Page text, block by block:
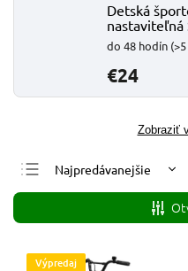
Detská
nastaviteľná
do 48 hodín
€24
Zobraziť
Najpredávanejšie
Najlacnejšie
Najdrahšie
Abecedne
Výpredaj